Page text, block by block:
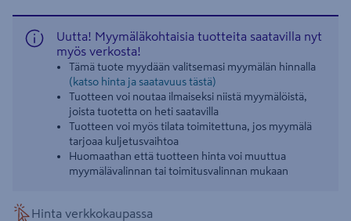
Uutta! Myymäläkohtaisia tuotteita saatavilla nyt
myös verkosta!
Tämä tuote myydään valitsemasi myymälän hinnalla
(katso hinta ja saatavuus tästä)
Tuotteen voi noutaa ilmaiseksi niistä myymälöistä,
joista tuotetta on heti saatavilla
Tuotteen voi myös tilata toimitettuna, jos myymälä
tarjoaa kuljetusvaihtoa
Huomaathan että tuotteen hinta voi muuttua
myymälävalinnan tai toimitusvalinnan mukaan
Hinta verkkokaupassa